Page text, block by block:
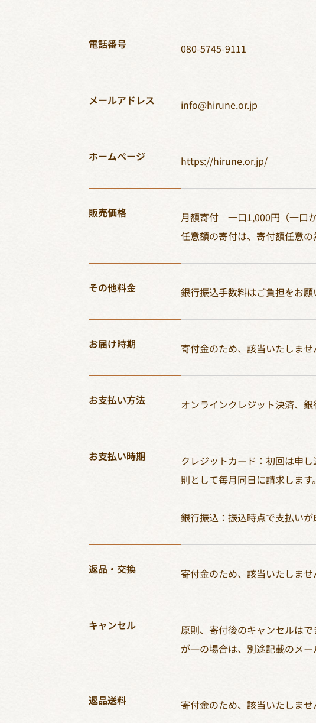
電話番号 080-5745-9111
メールアドレス info@hirune.or.jp
ホームページ https://hirune.or.jp/
販売価格
月額寄付 一口1,000円（一口か
任意額の寄付は、寄付額任意の
その他料金 銀行振込手数料はご負担をお願
お届け時期 寄付金のため、該当いたしませ
お支払い方法 オンラインクレジット決済、
お支払い時期
クレジットカード：初回は申
則として毎月同日に請求します。
銀行振込：振込時点で支払いが
返品・交換 寄付金のため、該当いたしませ
キャンセル
原則、寄付後のキャンセルは
が一の場合は、別途記載のメー
返品送料 寄付金のため、該当いたしませ